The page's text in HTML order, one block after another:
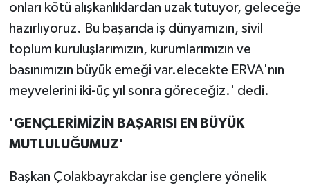
onları kötü alışkanlıklardan uzak tutuyor, geleceğe
hazırlıyoruz. Bu başarıda iş dünyamızın, sivil
toplum kuruluşlarımızın, kurumlarımızın ve
basınımızın büyük emeği var.elecekte ERVA'nın
meyvelerini iki-üç yıl sonra göreceğiz.' dedi.
'GENÇLERİMİZİN BAŞARISI EN BÜYÜK
MUTLULUĞUMUZ'
Başkan Çolakbayrakdar ise gençlere yönelik